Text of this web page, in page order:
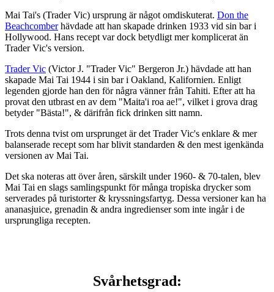
Mai Tai's (Trader Vic) ursprung är något omdiskuterat. Don the
Beachcomberhävdade att han skapade drinken 1933 vid sin bar i
Hollywood. Hans recept var dock betydligt mer komplicerat än
Trader Vic's version.
Trader Vic (Victor J. "Trader Vic" Bergeron Jr.) hävdade att han
skapade Mai Tai 1944 i sin bar i Oakland, Kalifornien. Enligt
legenden gjorde han den för några vänner från Tahiti. Efter att ha
provat den utbrast en av dem "Maita'i roa ae!", vilket i grova drag
betyder "Bästa!", & därifrån fick drinken sitt namn.
Trots denna tvist om ursprunget är det Trader Vic's enklare & mer
balanserade recept som har blivit standarden & den mest igenkända
versionen av Mai Tai.
Det ska noteras att över åren, särskilt under 1960- & 70-talen, blev
Mai Tai en slags samlingspunkt för många tropiska drycker som
serverades på turistorter & kryssningsfartyg. Dessa versioner kan ha
ananasjuice, grenadin & andra ingredienser som inte ingår i de
ursprungliga recepten.
Svårhetsgrad: